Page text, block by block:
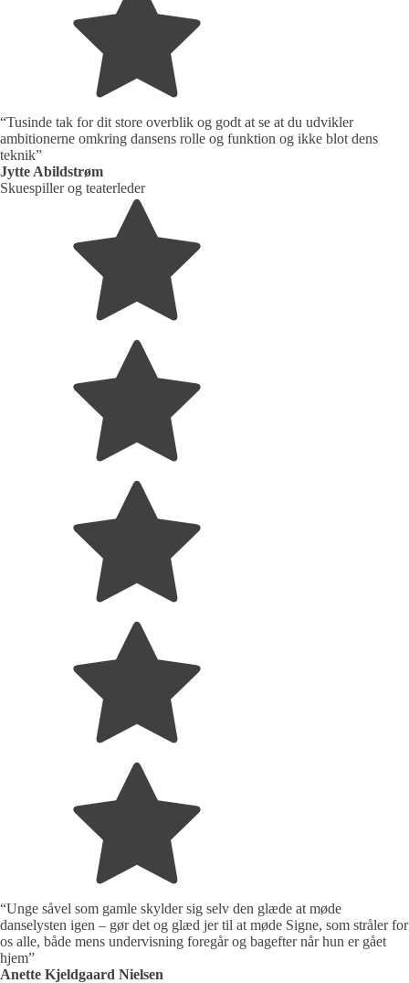
“Tusinde tak for dit store overblik og godt at se at du udvikler
ambitionerne omkring dansens rolle og funktion og ikke blot dens
teknik”
Jytte Abildstrøm
Skuespiller og teaterleder
“Unge såvel som gamle skylder sig selv den glæde at møde
danselysten igen – gør det og glæd jer til at møde Signe, som stråler for
os alle, både mens undervisning foregår og bagefter når hun er gået
hjem”
Anette Kjeldgaard Nielsen